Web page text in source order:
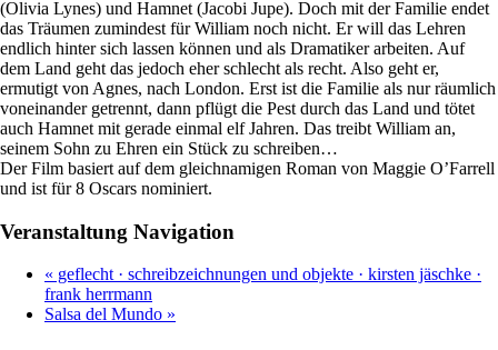
(Olivia Lynes) und Hamnet (Jacobi Jupe). Doch mit der Familie endet
das Träumen zumindest für William noch nicht. Er will das Lehren
endlich hinter sich lassen können und als Dramatiker arbeiten. Auf
dem Land geht das jedoch eher schlecht als recht. Also geht er,
ermutigt von Agnes, nach London. Erst ist die Familie als nur räumlich
voneinander getrennt, dann pflügt die Pest durch das Land und tötet
auch Hamnet mit gerade einmal elf Jahren. Das treibt William an,
seinem Sohn zu Ehren ein Stück zu schreiben…
Der Film basiert auf dem gleichnamigen Roman von Maggie O’Farrell
und ist für 8 Oscars nominiert.
Veranstaltung Navigation
« geflecht · schreibzeichnungen und objekte · kirsten jäschke ·
frank herrmann
Salsa del Mundo »